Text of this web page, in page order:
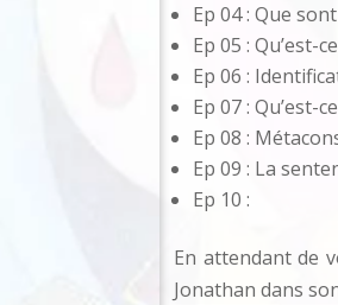
Ep 04 : Que
Ep 05 : Qu’est-
Ep 06 :
Ep 07 : Qu’est-
Ep 08 :
Ep 09 : La
Ep 10 :
En attendant de
Jonathan dans